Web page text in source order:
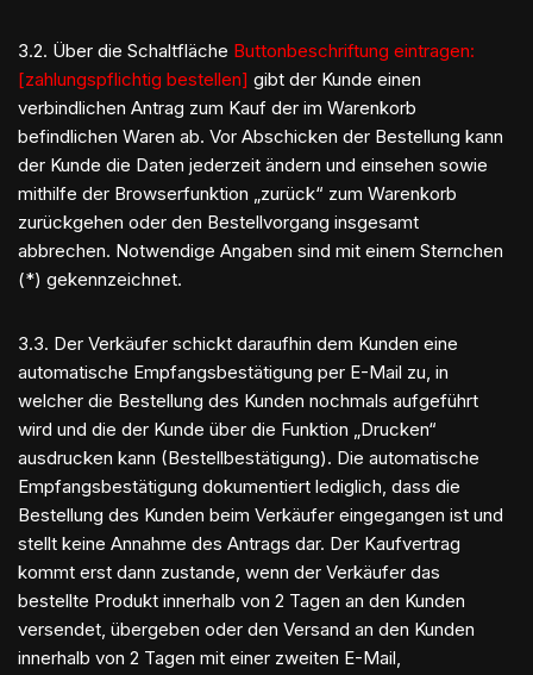
3.2. Über die Schaltfläche Buttonbeschriftung eintragen:
[zahlungspflichtig bestellen] gibt der Kunde einen
verbindlichen Antrag zum Kauf der im Warenkorb
befindlichen Waren ab. Vor Abschicken der Bestellung kann
der Kunde die Daten jederzeit ändern und einsehen sowie
mithilfe der Browserfunktion „zurück“ zum Warenkorb
zurückgehen oder den Bestellvorgang insgesamt
abbrechen. Notwendige Angaben sind mit einem Sternchen
(*) gekennzeichnet.
3.3. Der Verkäufer schickt daraufhin dem Kunden eine
automatische Empfangsbestätigung per E-Mail zu, in
welcher die Bestellung des Kunden nochmals aufgeführt
wird und die der Kunde über die Funktion „Drucken“
ausdrucken kann (Bestellbestätigung). Die automatische
Empfangsbestätigung dokumentiert lediglich, dass die
Bestellung des Kunden beim Verkäufer eingegangen ist und
stellt keine Annahme des Antrags dar. Der Kaufvertrag
kommt erst dann zustande, wenn der Verkäufer das
bestellte Produkt innerhalb von 2 Tagen an den Kunden
versendet, übergeben oder den Versand an den Kunden
innerhalb von 2 Tagen mit einer zweiten E-Mail,